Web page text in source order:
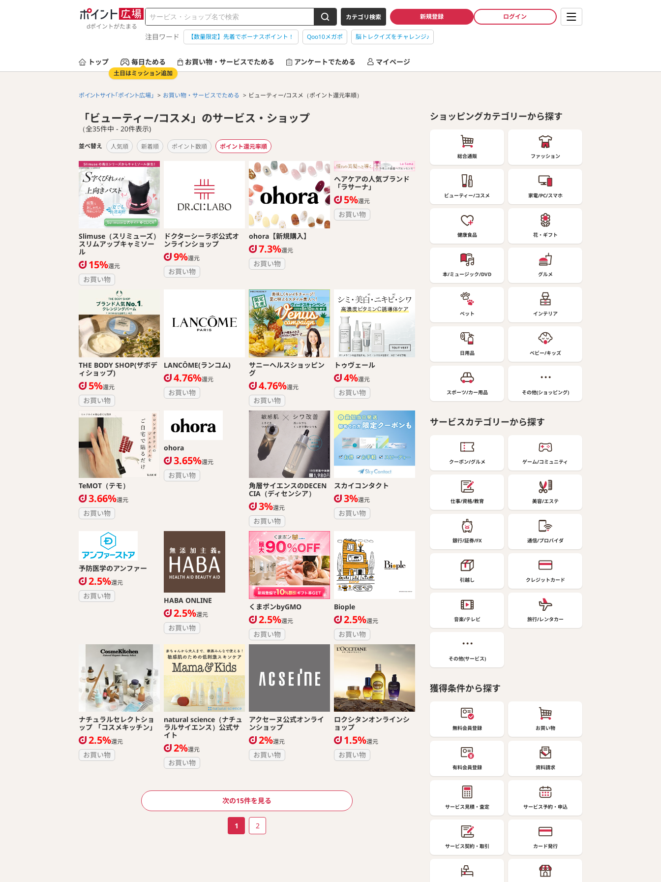
dポイントがたまる
カテゴリ検索 新規登録 ログイン
注目ワード 【数量限定】先着でボーナスポイント！ Qoo10メガポ 脳トレクイズをチャレンジ♪
トップ 毎日ためる
土日はミッション追加
お買い物・サービスでためる アンケートでためる マイページ
ポイントサイト「ポイント広場」 お買い物・サービスでためる ビューティー/コスメ（ポイント還元率順）
「ビューティー/コスメ」のサービス・ショップ
（全35件中 - 20件表示)
並べ替え 人気順 新着順 ポイント数順 ポイント還元率順
Slimuse（スリミューズ）
スリムアップキャミソー
ル
15%還元
お買い物
ドクターシーラボ公式オ
ンラインショップ
9%還元
お買い物
ohora【新規購入】
7.3%還元
お買い物
ヘアケアの人気ブランド
「ラサーナ」
5%還元
お買い物
THE BODY SHOP(ザボデ
ィショップ)
5%還元
お買い物
LANCÔME(ランコム)
4.76%還元
お買い物
サニーヘルスショッピン
グ
4.76%還元
お買い物
トゥヴェール
4%還元
お買い物
TeMOT（テモ）
3.66%還元
お買い物
ohora
3.65%還元
お買い物
角層サイエンスのDECEN
CIA（ディセンシア）
3%還元
お買い物
スカイコンタクト
3%還元
お買い物
予防医学のアンファー
2.5%還元
お買い物 HABA ONLINE
2.5%還元
お買い物
くまポンbyGMO
2.5%還元
お買い物
Biople
2.5%還元
お買い物
ナチュラルセレクトショ
ップ 「コスメキッチン」
2.5%還元
お買い物
natural science（ナチュ
ラルサイエンス）公式サ
イト
2%還元
お買い物
アクセーヌ公式オンライ
ンショップ
2%還元
お買い物
ロクシタンオンラインシ
ョップ
1.5%還元
お買い物
次の15件を見る
1 2
ショッピングカテゴリーから探す
総合通販 ファッション
ビューティー/コスメ 家電/PC/スマホ
健康食品 花・ギフト
本/ミュージック/DVD グルメ
ペット インテリア
日用品 ベビー/キッズ
スポーツ/カー用品 その他(ショッピング)
サービスカテゴリーから探す
クーポン/グルメ ゲーム/コミュニティ
仕事/資格/教育 美容/エステ
銀行/証券/FX 通信/プロバイダ
引越し クレジットカード
音楽/テレビ 旅行/レンタカー
その他(サービス)
獲得条件から探す
無料会員登録 お買い物
有料会員登録 資料請求
サービス見積・査定 サービス予約・申込
サービス契約・取引 カード発行